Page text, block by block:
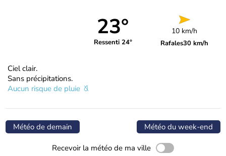
23°
Ressenti 24°
10 km/h
Rafales30 km/h
Ciel clair.
Sans précipitations.
Aucun risque de pluie
Météo de demain Météo du week-end
Recevoir la météo de ma ville